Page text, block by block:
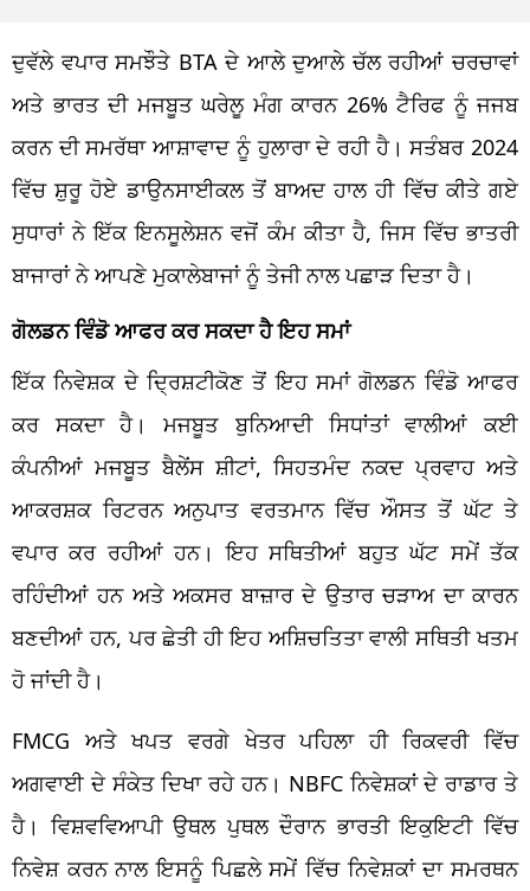
ਦੁਵੱਲੇ ਵਪਾਰ ਸਮਝੌਤੇ BTA ਦੇ ਆਲੇ ਦੁਆਲੇ ਚੱਲ ਰਹੀਆਂ ਚਰਚਾਵਾਂ
ਅਤੇ ਭਾਰਤ ਦੀ ਮਜਬੂਤ ਘਰੇਲੂ ਮੰਗ ਕਾਰਨ 26% ਟੈਰਿਫ ਨੂੰ ਜਜਬ
ਕਰਨ ਦੀ ਸਮਰੱਥਾ ਆਸ਼ਾਵਾਦ ਨੂੰ ਹੁਲਾਰਾ ਦੇ ਰਹੀ ਹੈ। ਸਤੰਬਰ 2024
ਵਿੱਚ ਸ਼ੁਰੂ ਹੋਏ ਡਾਉਨਸਾਈਕਲ ਤੋਂ ਬਾਅਦ ਹਾਲ ਹੀ ਵਿੱਚ ਕੀਤੇ ਗਏ
ਸੁਧਾਰਾਂ ਨੇ ਇੱਕ ਇਨਸੂਲੇਸ਼ਨ ਵਜੋਂ ਕੰਮ ਕੀਤਾ ਹੈ, ਜਿਸ ਵਿੱਚ ਭਾਤਰੀ
ਬਾਜਾਰਾਂ ਨੇ ਆਪਣੇ ਮੁਕਾਲੇਬਾਜਾਂ ਨੂੰ ਤੇਜੀ ਨਾਲ ਪਛਾੜ ਦਿਤਾ ਹੈ।
ਗੋਲਡਨ ਵਿੰਡੋ ਆਫਰ ਕਰ ਸਕਦਾ ਹੈ ਇਹ ਸਮਾਂ
ਇੱਕ ਨਿਵੇਸ਼ਕ ਦੇ ਦ੍ਰਿਸ਼ਟੀਕੋਣ ਤੋਂ ਇਹ ਸਮਾਂ ਗੋਲਡਨ ਵਿੰਡੋ ਆਫਰ
ਕਰ ਸਕਦਾ ਹੈ। ਮਜਬੂਤ ਬੁਨਿਆਦੀ ਸਿਧਾਂਤਾਂ ਵਾਲੀਆਂ ਕਈ
ਕੰਪਨੀਆਂ ਮਜਬੂਤ ਬੈਲੇਂਸ ਸ਼ੀਟਾਂ, ਸਿਹਤਮੰਦ ਨਕਦ ਪ੍ਰਵਾਹ ਅਤੇ
ਆਕਰਸ਼ਕ ਰਿਟਰਨ ਅਨੁਪਾਤ ਵਰਤਮਾਨ ਵਿੱਚ ਔਸਤ ਤੋਂ ਘੱਟ ਤੇ
ਵਪਾਰ ਕਰ ਰਹੀਆਂ ਹਨ। ਇਹ ਸਥਿਤੀਆਂ ਬਹੁਤ ਘੱਟ ਸਮੇਂ ਤੱਕ
ਰਹਿੰਦੀਆਂ ਹਨ ਅਤੇ ਅਕਸਰ ਬਾਜ਼ਾਰ ਦੇ ਉਤਾਰ ਚੜਾਅ ਦਾ ਕਾਰਨ
ਬਣਦੀਆਂ ਹਨ, ਪਰ ਛੇਤੀ ਹੀ ਇਹ ਅਸ਼ਿਚਤਿਤਾ ਵਾਲੀ ਸਥਿਤੀ ਖਤਮ
ਹੋ ਜਾਂਦੀ ਹੈ।
FMCG ਅਤੇ ਖਪਤ ਵਰਗੇ ਖੇਤਰ ਪਹਿਲਾ ਹੀ ਰਿਕਵਰੀ ਵਿੱਚ
ਅਗਵਾਈ ਦੇ ਸੰਕੇਤ ਦਿਖਾ ਰਹੇ ਹਨ। NBFC ਨਿਵੇਸ਼ਕਾਂ ਦੇ ਰਾਡਾਰ ਤੇ
ਹੈ। ਵਿਸ਼ਵਵਿਆਪੀ ਉਥਲ ਪੁਥਲ ਦੌਰਾਨ ਭਾਰਤੀ ਇਕੁਇਟੀ ਵਿੱਚ
ਨਿਵੇਸ਼ ਕਰਨ ਨਾਲ ਇਸਨੂੰ ਪਿਛਲੇ ਸਮੇਂ ਵਿੱਚ ਨਿਵੇਸ਼ਕਾਂ ਦਾ ਸਮਰਥਨ